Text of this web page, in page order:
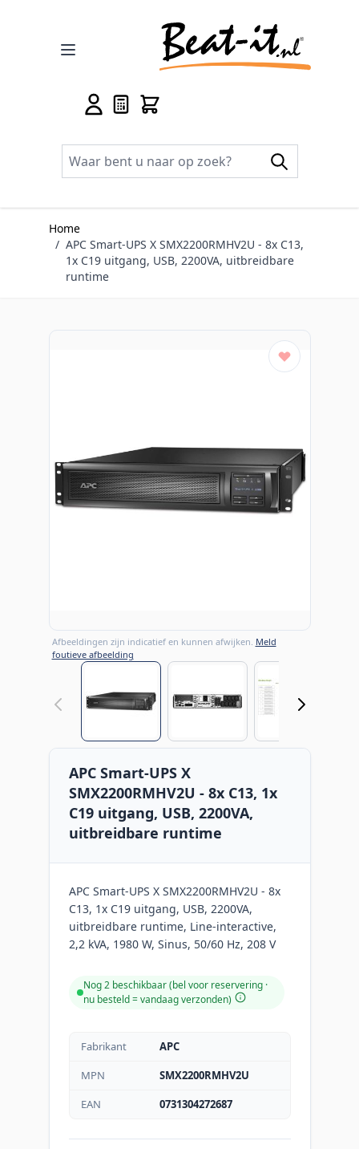
Home
/ APC Smart-UPS X SMX2200RMHV2U - 8x C13,
1x C19 uitgang, USB, 2200VA, uitbreidbare
runtime
Afbeeldingen zijn indicatief en kunnen afwijken. Meld
foutieve afbeelding
APC Smart-UPS X
SMX2200RMHV2U - 8x C13, 1x
C19 uitgang, USB, 2200VA,
uitbreidbare runtime
APC Smart-UPS X SMX2200RMHV2U - 8x
C13, 1x C19 uitgang, USB, 2200VA,
uitbreidbare runtime, Line-interactive,
2,2 kVA, 1980 W, Sinus, 50/60 Hz, 208 V
Nog 2 beschikbaar (bel voor reservering ·
nu besteld = vandaag verzonden)
Fabrikant
APC
MPN
SMX2200RMHV2U
EAN
0731304272687